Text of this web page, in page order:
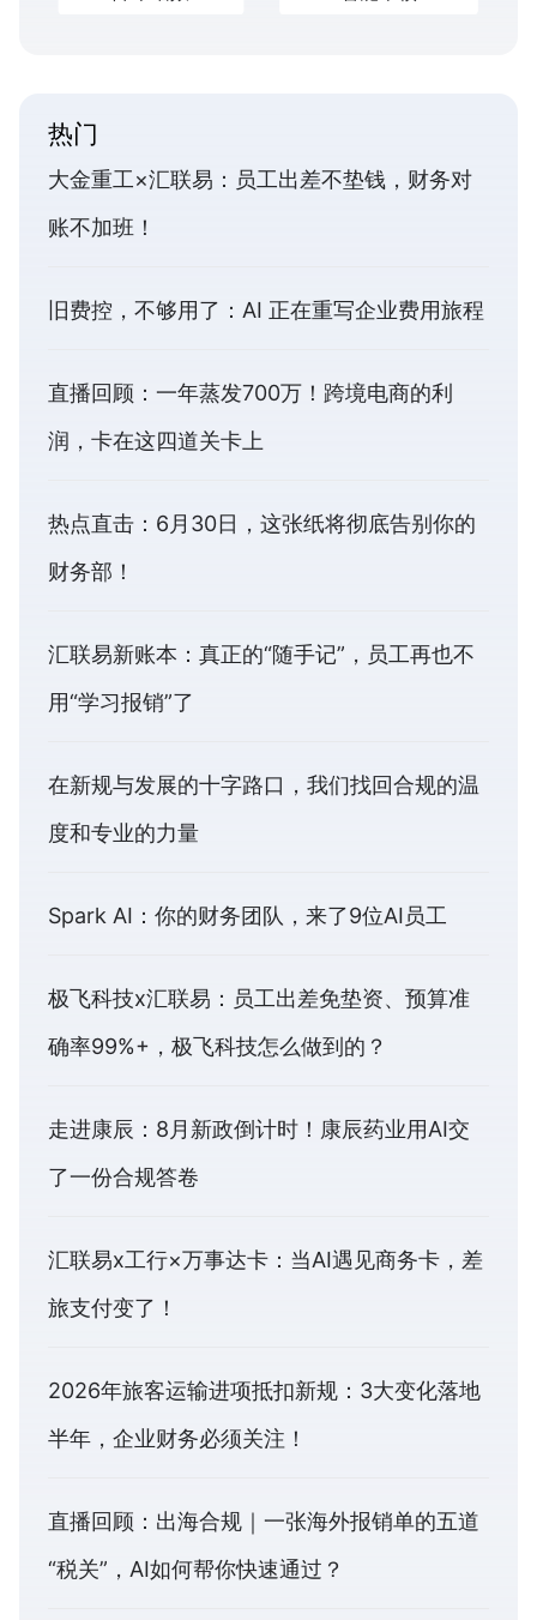
热门
大金重工×汇联易：员工出差不垫钱，财务对
账不加班！
旧费控，不够用了：AI 正在重写企业费用旅程
直播回顾：一年蒸发700万！跨境电商的利
润，卡在这四道关卡上
热点直击：6月30日，这张纸将彻底告别你的
财务部！
汇联易新账本：真正的“随手记”，员工再也不
用“学习报销”了
在新规与发展的十字路口，我们找回合规的温
度和专业的力量
Spark AI：你的财务团队，来了9位AI员工
极飞科技x汇联易：员工出差免垫资、预算准
确率99%+，极飞科技怎么做到的？
走进康辰：8月新政倒计时！康辰药业用AI交
了一份合规答卷
汇联易x工行×万事达卡：当AI遇见商务卡，差
旅支付变了！
2026年旅客运输进项抵扣新规：3大变化落地
半年，企业财务必须关注！
直播回顾：出海合规｜一张海外报销单的五道
“税关”，AI如何帮你快速通过？